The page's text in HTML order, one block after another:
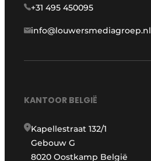
+31 495 450095
info@louwersmediagroep.nl
KANTOOR BELGIË
Kapellestraat 132/1
Gebouw G
8020 Oostkamp België